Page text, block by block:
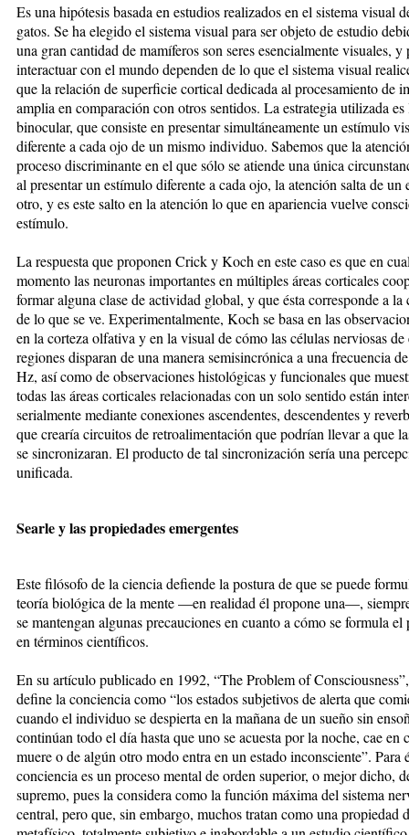
Es una hipótesis basada en estudios realizados en el sistema visual
gatos. Se ha elegido el sistema visual para ser objeto de estudio
una gran cantidad de mamíferos son seres esencialmente visuales, y
interactuar con el mundo dependen de lo que el sistema visual
que la relación de superficie cortical dedicada al procesamiento de
amplia en comparación con otros sentidos. La estrategia utilizada
binocular, que consiste en presentar simultáneamente un estímulo
diferente a cada ojo de un mismo individuo. Sabemos que la
proceso discriminante en el que sólo se atiende una única
al presentar un estímulo diferente a cada ojo, la atención salta de un
otro, y es este salto en la atención lo que en apariencia vuelve
estímulo.
La respuesta que proponen Crick y Koch en este caso es que en
momento las neuronas importantes en múltiples áreas corticales
formar alguna clase de actividad global, y que ésta corresponde a la
de lo que se ve. Experimentalmente, Koch se basa en las
en la corteza olfativa y en la visual de cómo las células nerviosas de
regiones disparan de una manera semisincrónica a una frecuencia
Hz, así como de observaciones histológicas y funcionales que
todas las áreas corticales relacionadas con un solo sentido están
serialmente mediante conexiones ascendentes, descendentes y
que crearía circuitos de retroalimentación que podrían llevar a que
se sincronizaran. El producto de tal sincronización sería una
unificada.
Searle y las propiedades emergentes
Este filósofo de la ciencia defiende la postura de que se puede
teoría biológica de la mente —en realidad él propone una—,
se mantengan algunas precauciones en cuanto a cómo se formula el
en términos científicos.
En su artículo publicado en 1992, “The Problem of
define la conciencia como “los estados subjetivos de alerta que
cuando el individuo se despierta en la mañana de un sueño sin
continúan todo el día hasta que uno se acuesta por la noche, cae en
muere o de algún otro modo entra en un estado inconsciente”. Para
conciencia es un proceso mental de orden superior, o mejor dicho,
supremo, pues la considera como la función máxima del sistema
central, pero que, sin embargo, muchos tratan como una propiedad